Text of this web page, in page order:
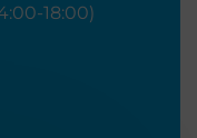
18:00)